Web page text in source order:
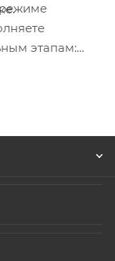
этапам: